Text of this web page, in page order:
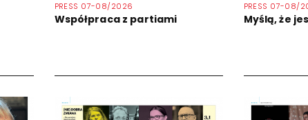
PRESS 07-08/2026
Współpraca z partiami
PRESS 07-08/
Myślą, że